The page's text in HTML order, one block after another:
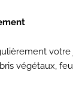
votre
végétaux,